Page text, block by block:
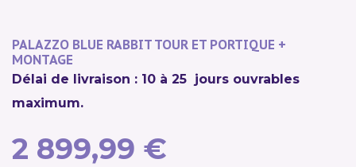
PALAZZO BLUE RABBIT TOUR ET PORTIQUE +
MONTAGE
Délai de livraison : 10 à 25 jours ouvrables
maximum.
2 899,99 €